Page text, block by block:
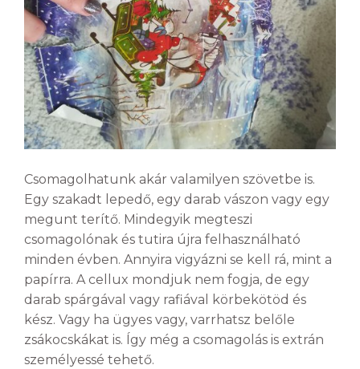
Csomagolhatunk akár valamilyen szövetbe is.
Egy szakadt lepedő, egy darab vászon vagy egy
megunt terítő. Mindegyik megteszi
csomagolónak és tutira újra felhasználható
minden évben. Annyira vigyázni se kell rá, mint a
papírra. A cellux mondjuk nem fogja, de egy
darab spárgával vagy rafiával körbekötöd és
kész. Vagy ha ügyes vagy, varrhatsz belőle
zsákocskákat is. Így még a csomagolás is extrán
személyessé tehető.